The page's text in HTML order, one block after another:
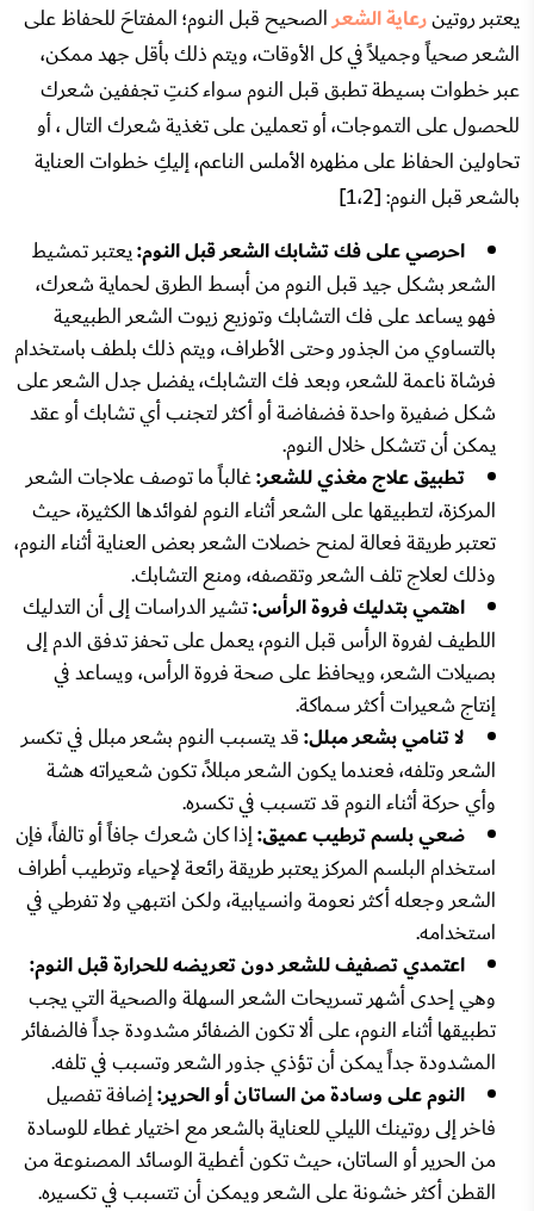
يعتبر روتينرعاية الشعرالصحيح قبل النوم؛ المفتاحَ للحفاظ على
الشعر صحياً وجميلاً في كل الأوقات، ويتم ذلك بأقل جهد ممكن،
عبر خطوات بسيطة تطبق قبل النوم سواء كنتِ تجففين شعرك
للحصول على التموجات، أو تعملين على تغذية شعرك التال ، أو
تحاولين الحفاظ على مظهره الأملس الناعم، إليكِ خطوات العناية
بالشعر قبل النوم: [1،2]
احرصي على فك تشابك الشعر قبل النوم:يعتبر تمشيط
الشعر بشكل جيد قبل النوم من أبسط الطرق لحماية شعرك،
فهو يساعد على فك التشابك وتوزيع زيوت الشعر الطبيعية
بالتساوي من الجذور وحتى الأطراف، ويتم ذلك بلطف باستخدام
فرشاة ناعمة للشعر، وبعد فك التشابك، يفضل جدل الشعر على
شكل ضفيرة واحدة فضفاضة أو أكثر لتجنب أي تشابك أو عقد
يمكن أن تتشكل خلال النوم.
تطبيق علاج مغذي للشعر:غالباً ما توصف علاجات الشعر
المركزة، لتطبيقها على الشعر أثناء النوم لفوائدها الكثيرة، حيث
تعتبر طريقة فعالة لمنح خصلات الشعر بعض العناية أثناء النوم،
وذلك لعلاج تلف الشعر وتقصفه، ومنع التشابك.
اهتمي بتدليك فروة الرأس:تشير الدراسات إلى أن التدليك
اللطيف لفروة الرأس قبل النوم، يعمل على تحفز تدفق الدم إلى
بصيلات الشعر، ويحافظ على صحة فروة الرأس، ويساعد في
إنتاج شعيرات أكثر سماكة.
لا تنامي بشعر مبلل:قد يتسبب النوم بشعر مبلل في تكسر
الشعر وتلفه، فعندما يكون الشعر مبللاً، تكون شعيراته هشة
وأي حركة أثناء النوم قد تتسبب في تكسره.
ضعي بلسم ترطيب عميق:إذا كان شعرك جافاً أو تالفاً، فإن
استخدام البلسم المركز يعتبر طريقة رائعة لإحياء وترطيب أطراف
الشعر وجعله أكثر نعومة وانسيابية، ولكن انتبهي ولا تفرطي في
استخدامه.
اعتمدي تصفيف للشعر دون تعريضه للحرارة قبل النوم:
وهي إحدى أشهر تسريحات الشعر السهلة والصحية التي يجب
تطبيقها أثناء النوم، على ألا تكون الضفائر مشدودة جداً فالضفائر
المشدودة جداً يمكن أن تؤذي جذور الشعر وتسبب في تلفه.
النوم على وسادة من الساتان أو الحرير:إضافة تفصيل
فاخر إلى روتينك الليلي للعناية بالشعر مع اختيار غطاء للوسادة
من الحرير أو الساتان، حيث تكون أغطية الوسائد المصنوعة من
القطن أكثر خشونة على الشعر ويمكن أن تتسبب في تكسيره.